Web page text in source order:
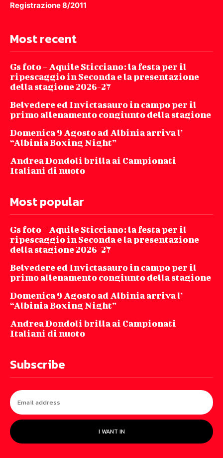
Registrazione 8/2011
Most recent
Gs foto – Aquile Sticciano: la festa per il
ripescaggio in Seconda e la presentazione
della stagione 2026-27
Belvedere ed Invictasauro in campo per il
primo allenamento congiunto della stagione
Domenica 9 Agosto ad Albinia arriva l’
“Albinia Boxing Night”
Andrea Dondoli brilla ai Campionati
Italiani di nuoto
Most popular
Gs foto – Aquile Sticciano: la festa per il
ripescaggio in Seconda e la presentazione
della stagione 2026-27
Belvedere ed Invictasauro in campo per il
primo allenamento congiunto della stagione
Domenica 9 Agosto ad Albinia arriva l’
“Albinia Boxing Night”
Andrea Dondoli brilla ai Campionati
Italiani di nuoto
Subscribe
I WANT IN